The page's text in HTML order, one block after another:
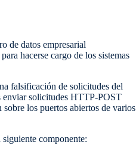
de datos empresarial
hacerse cargo de los sistemas
falsificación de solicitudes del
enviar solicitudes HTTP-POST
los puertos abiertos de varios
componente: